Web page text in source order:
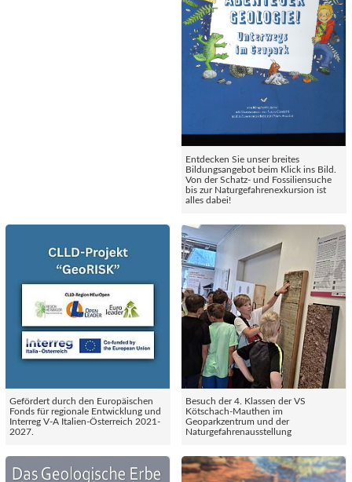
Entdecken Sie unser breites
Bildungsangebot beim Klick ins Bild.
Von der Schatz- und Fossiliensuche
bis zur Naturgefahrenexkursion ist
alles dabei!
Gefördert durch den Europäischen
Fonds für regionale Entwicklung und
Interreg V-A Italien-Österreich 2021-
2027.
Besuch der 4. Klassen der VS
Kötschach-Mauthen im
Geoparkzentrum und der
Naturgefahrenausstellung